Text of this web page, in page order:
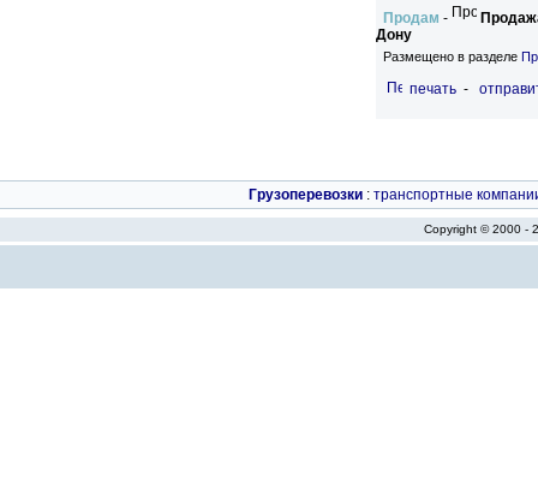
Продам -
Дону
Размещено в разделе
печать -
Грузоперевозки : транспортные
Copyright © 2000 -